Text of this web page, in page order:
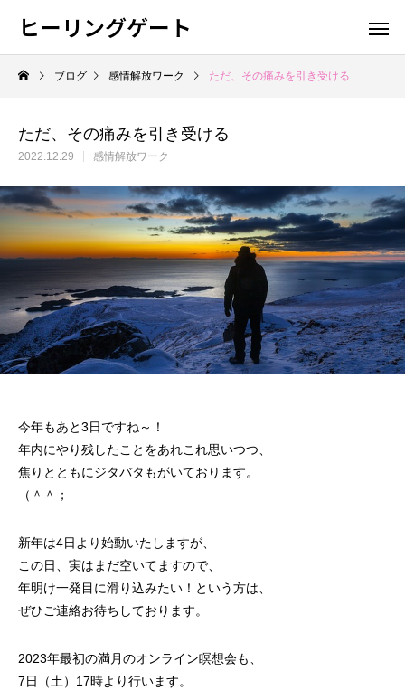
ヒーリングゲート
ブログ 感情解放ワーク ただ、その痛みを引き受ける
ただ、その痛みを引き受ける
2022.12.29 感情解放ワーク
今年もあと3日ですね～！
年内にやり残したことをあれこれ思いつつ、
焦りとともにジタバタもがいております。
（＾＾；
新年は4日より始動いたしますが、
この日、実はまだ空いてますので、
年明け一発目に滑り込みたい！という方は、
ぜひご連絡お待ちしております。
2023年最初の満月のオンライン瞑想会も、
7日（土）17時より行います。